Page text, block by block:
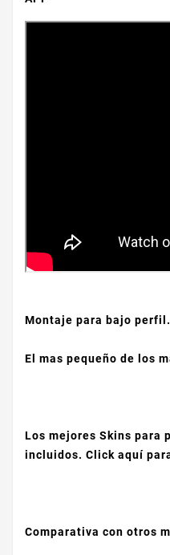
Montaje para bajo
El mas pequeño de los
Los mejores Skins para
incluidos. Click aquí
Comparativa con otros